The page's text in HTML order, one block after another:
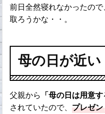
前日全然寝れなかったの
取ろうかな・・。
母の日が近い
父親から 「母の日は用意す
されていたので、プレゼ